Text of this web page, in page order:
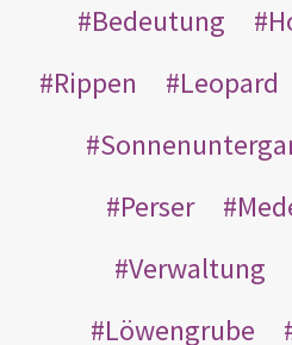
Bedeutung
Rippen
Leopard
Perser
Verwaltung
Löwengrube